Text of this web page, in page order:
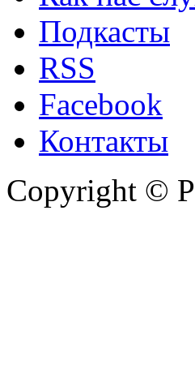
Подкасты
RSS
Facebook
Контакты
Copyright ©